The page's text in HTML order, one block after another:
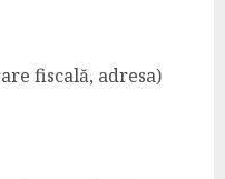
fiscală, adresa)